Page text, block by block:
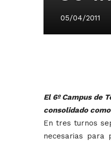
05/04/2011
El 6º Campus de
consolidado
En tres turnos
necesarias para